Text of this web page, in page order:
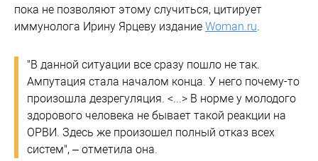
пока не позволяют этому случиться, цитирует
иммунолога Ирину Ярцеву издание Woman.ru
"В данной ситуации все сразу пошло не так.
Ампутация стала началом конца. У него почему-то
произошла дезрегуляция. <...> В норме у молодого
здорового человека не бывает такой реакции на
ОРВИ. Здесь же произошел полный отказ всех
систем", – отметила она.